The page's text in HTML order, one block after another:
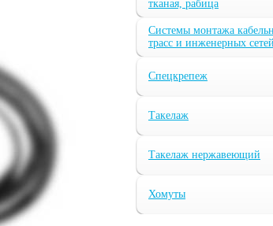
тканая, рабица
Системы монтажа
трасс и инженерных сетей
Спецкрепеж
Такелаж
Такелаж нержавеющий
Хомуты